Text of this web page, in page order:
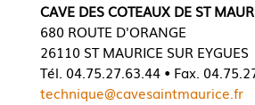
CAVE DES COTEAUX DE ST
680 ROUTE D'ORANGE
26110 ST MAURICE SUR EYGUES
Tél. 04.75.27.63.44 • Fax.
technique@cavesaintmaurice.fr